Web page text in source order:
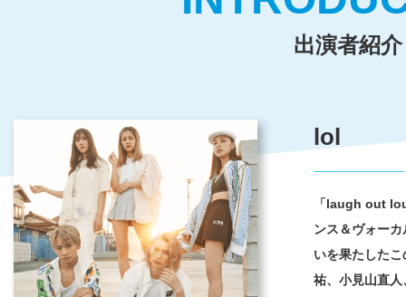
出演者紹介
lol
「laugh out
ンス＆ヴォー
いを果たした
祐、小見山直